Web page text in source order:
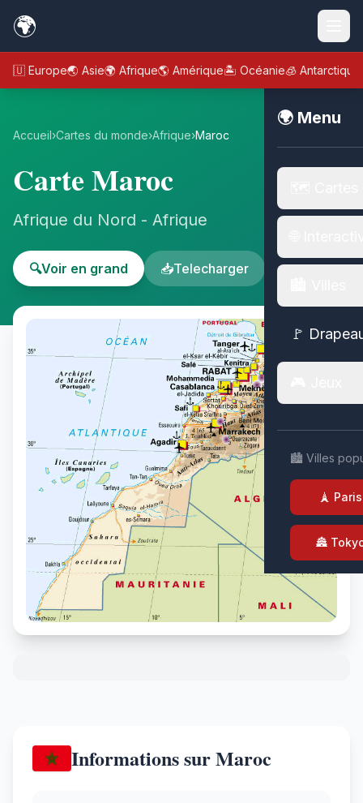
🌍
🇪🇺 Europe🌏 Asie🌍 Afrique🌎 Amérique🏝️ Océanie🧊 Antarctique
🌍 Menu
🚩
🏙️ Villes
🗼 Paris
🏯
Accueil›Cartes du monde›Afrique›Maroc
Carte Maroc
Afrique du Nord - Afrique
🔍Voir en grand 📥Telecharger
Informations sur Maroc